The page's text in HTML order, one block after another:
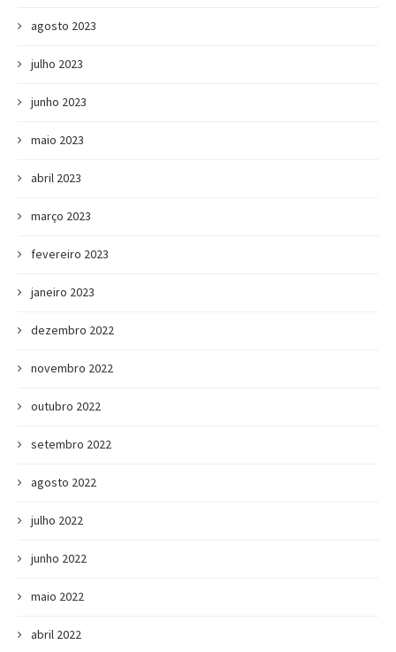
agosto 2023
julho 2023
junho 2023
maio 2023
abril 2023
março 2023
fevereiro 2023
janeiro 2023
dezembro 2022
novembro 2022
outubro 2022
setembro 2022
agosto 2022
julho 2022
junho 2022
maio 2022
abril 2022